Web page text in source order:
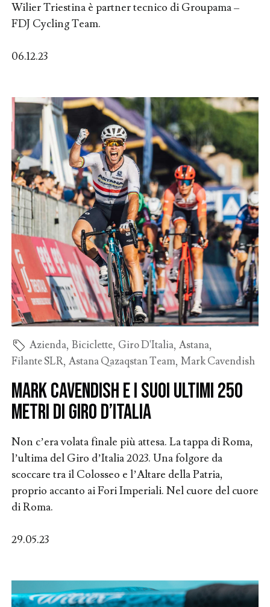
Wilier Triestina è partner tecnico di Groupama –
FDJ Cycling Team.
06.12.23
Azienda, Biciclette, Giro D'Italia, Astana,
Filante SLR, Astana Qazaqstan Team, Mark Cavendish
Mark Cavendish e i suoi ultimi 250
metri di Giro d’Italia
Non c’era volata finale più attesa. La tappa di Roma,
l’ultima del Giro d’Italia 2023. Una folgore da
scoccare tra il Colosseo e l’Altare della Patria,
proprio accanto ai Fori Imperiali. Nel cuore del cuore
di Roma.
29.05.23